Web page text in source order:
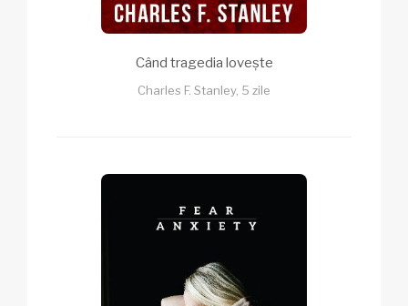
Când tragedia lovește
Charles F. Stanley, 5 zile